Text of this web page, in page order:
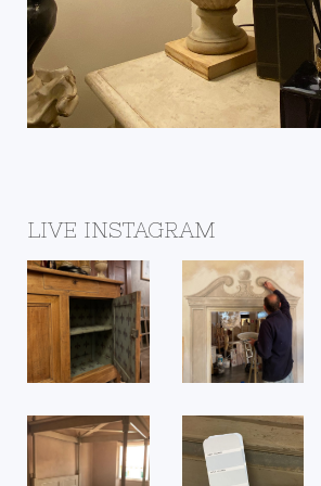
LIVE INSTAGRAM